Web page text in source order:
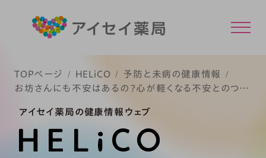
TOPページ HELiCO
予防と未病の健康情報
お坊さんにも不安はあるの？心が軽くなる不安とのつき
アイセイ薬局の健康情報ウェブ